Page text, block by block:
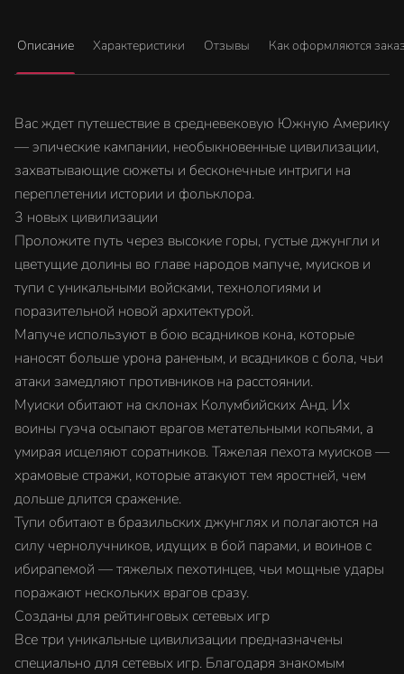
Описание Характеристики Отзывы Как оформляются
Вас ждет путешествие в средневековую Южную Америку
— эпические кампании, необыкновенные цивилизации,
захватывающие сюжеты и бесконечные интриги на
переплетении истории и фольклора.
3 новых цивилизации
Проложите путь через высокие горы, густые джунгли и
цветущие долины во главе народов мапуче, муисков и
тупи с уникальными войсками, технологиями и
поразительной новой архитектурой.
Мапуче используют в бою всадников кона, которые
наносят больше урона раненым, и всадников с бола, чьи
атаки замедляют противников на расстоянии.
Муиски обитают на склонах Колумбийских Анд. Их
воины гуэча осыпают врагов метательными копьями, а
умирая исцеляют соратников. Тяжелая пехота муисков —
храмовые стражи, которые атакуют тем яростней, чем
дольше длится сражение.
Тупи обитают в бразильских джунглях и полагаются на
силу чернолучников, идущих в бой парами, и воинов с
ибирапемой — тяжелых пехотинцев, чьи мощные удары
поражают нескольких врагов сразу.
Созданы для рейтинговых сетевых игр
Все три уникальные цивилизации предназначены
специально для сетевых игр. Благодаря знакомым